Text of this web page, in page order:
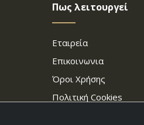
Πως λειτουργεί
Εταιρεία
Επικοινωνια
Όροι Χρήσης
Πολιτική Cookies